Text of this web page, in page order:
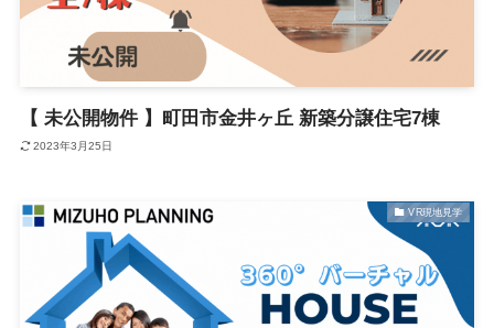
【 未公開物件 】町田市金井ヶ丘 新築分譲住宅7棟
2023年3月25日
VR現地見学